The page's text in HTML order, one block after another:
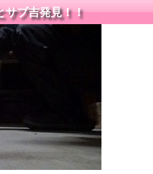
サブ吉発見！！